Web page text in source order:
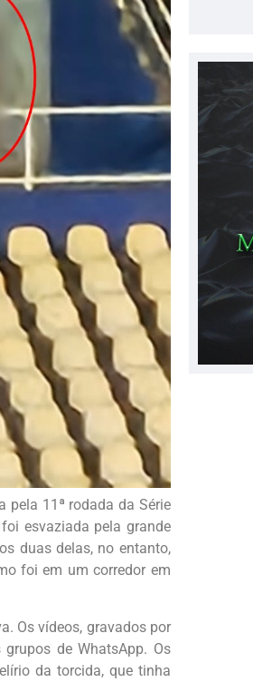
pela 11ª rodada da Série
esvaziada pela grande
duas delas, no entanto,
foi em um corredor em
Os vídeos, gravados por
de WhatsApp. Os
da torcida, que tinha